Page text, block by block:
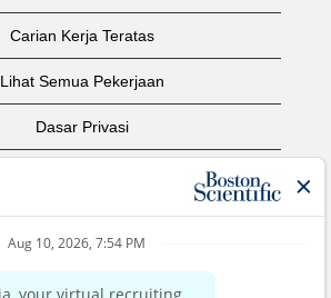
Carian Kerja Teratas
Lihat Semua Pekerjaan
Dasar Privasi
Notis Hak Cipta